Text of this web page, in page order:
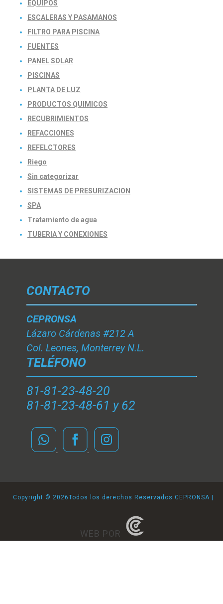
EQUIPOS
ESCALERAS Y PASAMANOS
FILTRO PARA PISCINA
FUENTES
PANEL SOLAR
PISCINAS
PLANTA DE LUZ
PRODUCTOS QUIMICOS
RECUBRIMIENTOS
REFACCIONES
REFELCTORES
Riego
Sin categorizar
SISTEMAS DE PRESURIZACION
SPA
Tratamiento de agua
TUBERIA Y CONEXIONES
CONTACTO
CEPRONSA
Lázaro Cárdenas #212 A
Col. Leones, Monterrey N.L.
TELÉFONO
81-81-23-48-20
81-81-23-48-61 y 62
Copyright © 2026Todos los derechos Reservados CEPRONSA |
WEB POR